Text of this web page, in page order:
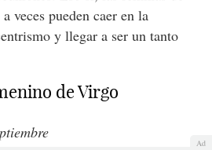
veces pueden caer en la
y llegar a ser un tanto
de Virgo
Ad